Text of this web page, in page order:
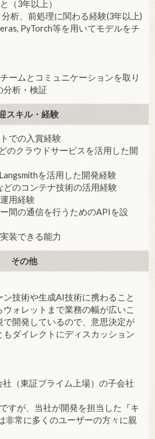
（3年以上）
析、前処理に関わる経験(3年以上)
PyTorch等を用いてモデルをチ
ームとコミュニケーションを取り
分析・検証
スキル・経験
での入賞経験
のクラウドサービスを活用した開
を活用した開発経験
のコンテナ技術の活用経験
用経験
間の通信を行うためのAPIを設
装できる能力
その他
技術や生成AI技術に携わること
ォレットまで業務の幅が広いこ
で開発しているので、意思決定が
ダイレクトにディスカッション
（東証プライム上場）の子会社
すが、当社が開発を担当した『キ
非常に多くのユーザーの方々に親